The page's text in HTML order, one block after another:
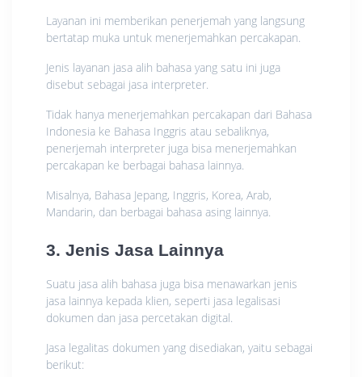
Layanan ini memberikan penerjemah yang langsung
bertatap muka untuk menerjemahkan percakapan.
Jenis layanan jasa alih bahasa yang satu ini juga
disebut sebagai jasa interpreter.
Tidak hanya menerjemahkan percakapan dari Bahasa
Indonesia ke Bahasa Inggris atau sebaliknya,
penerjemah interpreter juga bisa menerjemahkan
percakapan ke berbagai bahasa lainnya.
Misalnya, Bahasa Jepang, Inggris, Korea, Arab,
Mandarin, dan berbagai bahasa asing lainnya.
3. Jenis Jasa Lainnya
Suatu jasa alih bahasa juga bisa menawarkan jenis
jasa lainnya kepada klien, seperti jasa legalisasi
dokumen dan jasa percetakan digital.
Jasa legalitas dokumen yang disediakan, yaitu sebagai
berikut: